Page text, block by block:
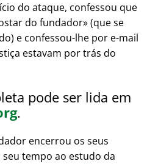
do ataque, confessou que
do fundador (que se
e confessou-lhe por e-mail
estavam por trás do
pode ser lida em
.
encerrou os seus
tempo ao estudo da